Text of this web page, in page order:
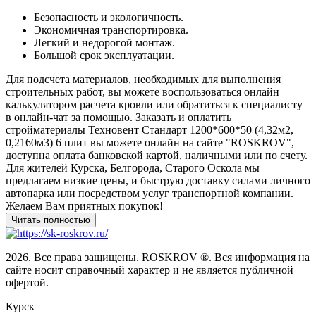
Безопасность и экологичность.
Экономичная транспортировка.
Легкий и недорогой монтаж.
Большой срок эксплуатации.
Для подсчета материалов, необходимых для выполнения
строительных работ, вы можете воспользоваться онлайн
калькулятором расчета кровли или обратиться к специалисту
в онлайн-чат за помощью. Заказать и оплатить
стройматериалы Техновент Стандарт 1200*600*50 (4,32м2,
0,2160м3) 6 плит вы можете онлайн на сайте "ROSKROV",
доступна оплата банковской картой, наличными или по счету.
Для жителей Курска, Белгорода, Старого Оскола мы
предлагаем низкие цены, и быструю доставку силами личного
автопарка или посредством услуг транспортной компании.
Желаем Вам приятных покупок!
2026. Все права защищены. ROSKROV ®. Вся информация на
сайте носит справочный характер и не является публичной
офертой.
Курск